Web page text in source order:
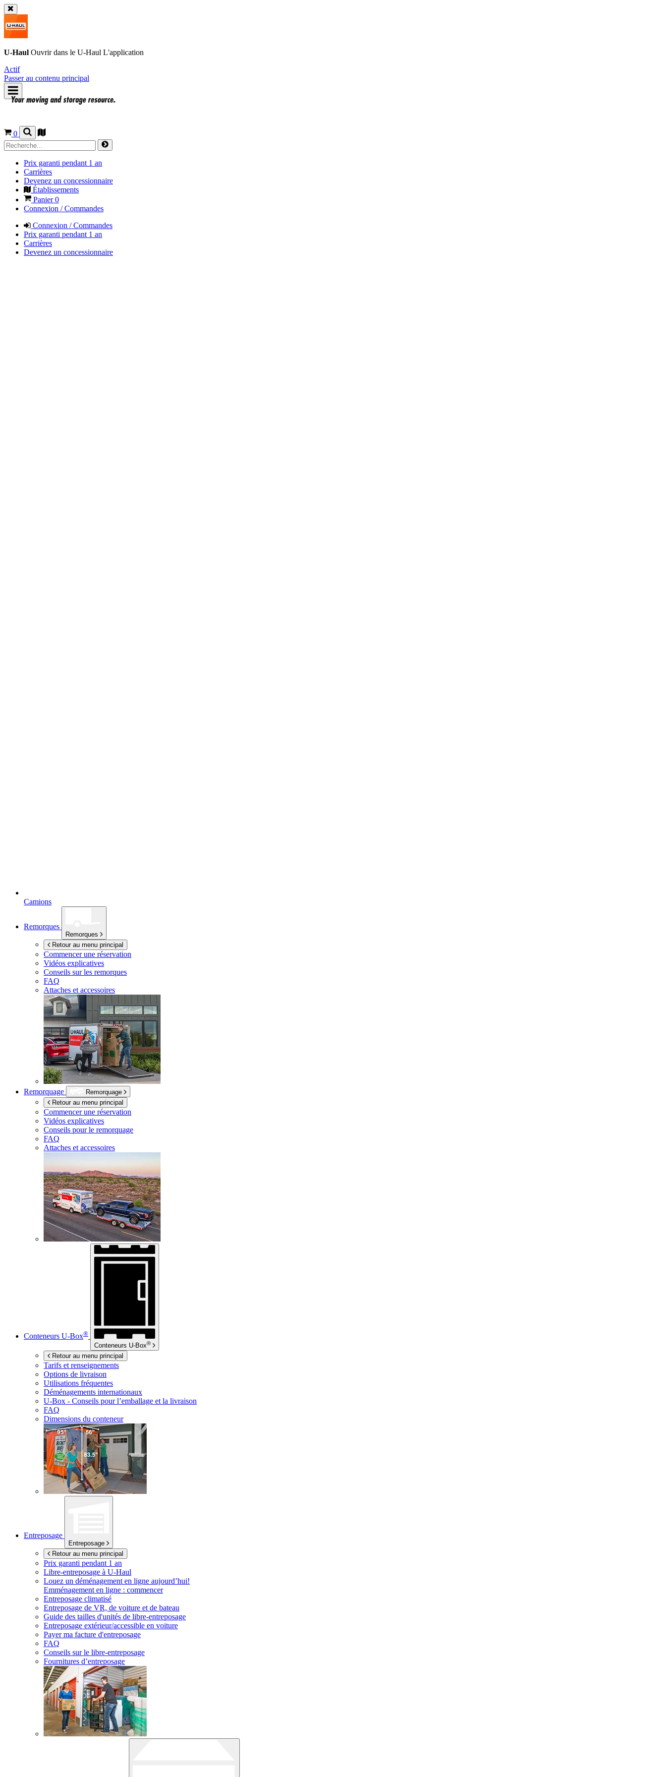
U-Haul Ouvrir dans le U-Haul L'application
Actif
Passer au contenu principal
0
Prix garanti pendant 1 an
Carrières
Devenez un concessionnaire
Établissements
Panier0
Connexion / Commandes
Connexion / Commandes
Prix garanti pendant 1 an
Carrières
Devenez un concessionnaire
Camions
Remorques
Remorques
Retour au menu principal
Commencer une réservation
Vidéos explicatives
Conseils sur les remorques
FAQ
Attaches et accessoires
Remorquage
Remorquage
Retour au menu principal
Commencer une réservation
Vidéos explicatives
Conseils pour le remorquage
FAQ
Attaches et accessoires
Conteneurs U-Box®
Conteneurs U-Box®
Retour au menu principal
Tarifs et renseignements
Options de livraison
Utilisations fréquentes
Déménagements internationaux
U-Box - Conseils pour l’emballage et la livraison
FAQ
Dimensions du conteneur
Entreposage
Entreposage
Retour au menu principal
Prix garanti pendant 1 an
Libre-entreposage à U-Haul
Louez un déménagement en ligne aujourd’hui!
Emménagement en ligne : commencer
Entreposage climatisé
Entreposage de VR, de voiture et de bateau
Guide des tailles d'unités de libre-entreposage
Entreposage extérieur/accessible en voiture
Payer ma facture d'entreposage
FAQ
Conseils sur le libre-entreposage
Fournitures d’entreposage